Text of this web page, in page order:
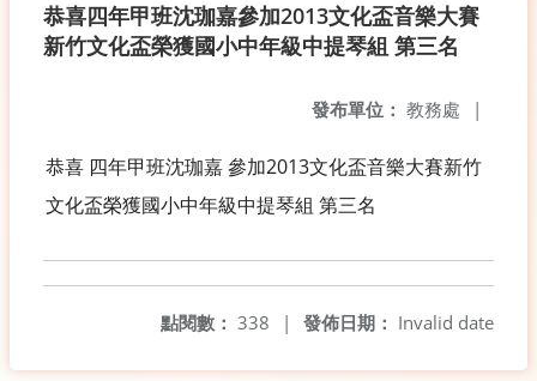
恭喜四年甲班沈珈嘉參加2013文化盃音樂大賽
新竹文化盃榮獲國小中年級中提琴組 第三名
發布單位： 教務處 |
恭喜 四年甲班沈珈嘉 參加2013文化盃音樂大賽新竹
文化盃榮獲國小中年級中提琴組 第三名
發佈日期： Invalid date
點閱數： 338 |